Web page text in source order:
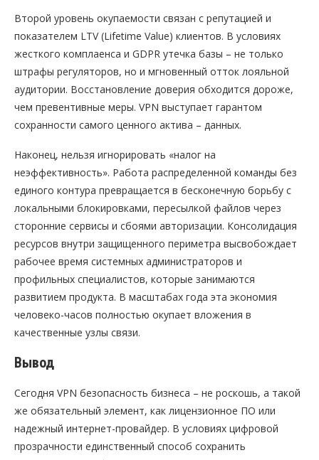
Второй уровень окупаемости связан с репутацией и
показателем LTV (Lifetime Value) клиентов. В условиях
жесткого комплаенса и GDPR утечка базы – не только
штрафы регуляторов, но и мгновенный отток лояльной
аудитории. Восстановление доверия обходится дороже,
чем превентивные меры. VPN выступает гарантом
сохранности самого ценного актива – данных.
Наконец, нельзя игнорировать «налог на
неэффективность». Работа распределенной команды без
единого контура превращается в бесконечную борьбу с
локальными блокировками, пересылкой файлов через
сторонние сервисы и сбоями авторизации. Консолидация
ресурсов внутри защищенного периметра высвобождает
рабочее время системных администраторов и
профильных специалистов, которые занимаются
развитием продукта. В масштабах года эта экономия
человеко-часов полностью окупает вложения в
качественные узлы связи.
Вывод
Сегодня VPN безопасность бизнеса – не роскошь, а такой
же обязательный элемент, как лицензионное ПО или
надежный интернет-провайдер. В условиях цифровой
прозрачности единственный способ сохранить